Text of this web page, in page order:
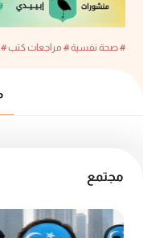
# صحة نفسية# مراجعات كتب
مجتمع